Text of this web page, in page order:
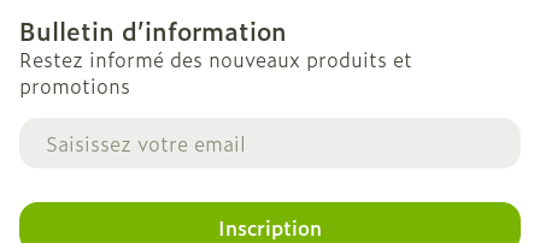
Bulletin d’information
Restez informé des nouveaux produits et
promotions
Adresse mail
Inscription